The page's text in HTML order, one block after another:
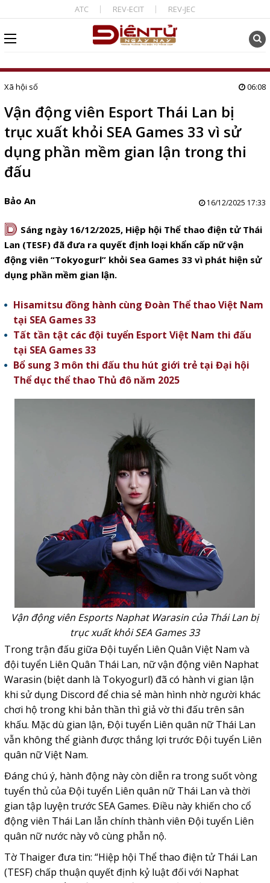
ATC REV-ECIT REV-JEC
Xã hội số 06:08
Vận động viên Esport Thái Lan bị
trục xuất khỏi SEA Games 33 vì sử
dụng phần mềm gian lận trong thi
đấu
Bảo An 16/12/2025 17:33
D Sáng ngày 16/12/2025, Hiệp hội Thể thao điện tử Thái
Lan (TESF) đã đưa ra quyết định loại khẩn cấp nữ vận
động viên “Tokyogurl” khỏi Sea Games 33 vì phát hiện sử
dụng phần mềm gian lận.
Hisamitsu đồng hành cùng Đoàn Thể thao Việt Nam
tại SEA Games 33
Tất tần tật các đội tuyển Esport Việt Nam thi đấu
tại SEA Games 33
Bổ sung 3 môn thi đấu thu hút giới trẻ tại Đại hội
Thể dục thể thao Thủ đô năm 2025
Vận động viên Esports Naphat Warasin của Thái Lan bị
trục xuất khỏi SEA Games 33
Trong trận đấu giữa Đội tuyển Liên Quân Việt Nam và
đội tuyển Liên Quân Thái Lan, nữ vận động viên Naphat
Warasin (biệt danh là Tokyogurl) đã có hành vi gian lận
khi sử dụng Discord để chia sẻ màn hình nhờ người khác
chơi hộ trong khi bản thần thì giả vờ thi đấu trên sân
khấu. Mặc dù gian lận, Đội tuyển Liên quân nữ Thái Lan
vẫn không thể giành được thắng lợi trước Đội tuyển Liên
quân nữ Việt Nam.
Đáng chú ý, hành động này còn diễn ra trong suốt vòng
tuyển thủ của Đội tuyển Liên quân nữ Thái Lan và thời
gian tập luyện trướcSEA Games. Điều này khiến cho cổ
động viên Thái Lan lẫn chính thành viên Đội tuyển Liên
quân nữ nước này vô cùng phẫn nộ.
Tờ Thaiger đưa tin: “Hiệp hội Thể thao điện tử Thái Lan
(TESF) chấp thuận quyết định kỷ luật đối với Naphat